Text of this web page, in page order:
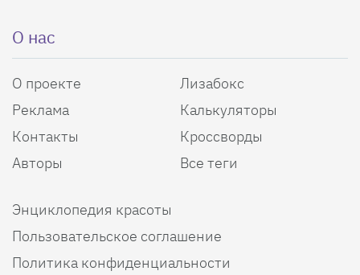
О нас
О проекте
Реклама
Контакты
Авторы
Лизабокс
Калькуляторы
Кроссворды
Все теги
Энциклопедия красоты
Пользовательское соглашение
Политика конфиденциальности